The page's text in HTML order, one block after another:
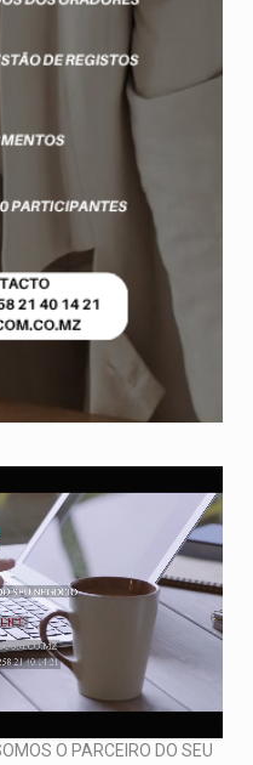
O PARCEIRO DO SEU